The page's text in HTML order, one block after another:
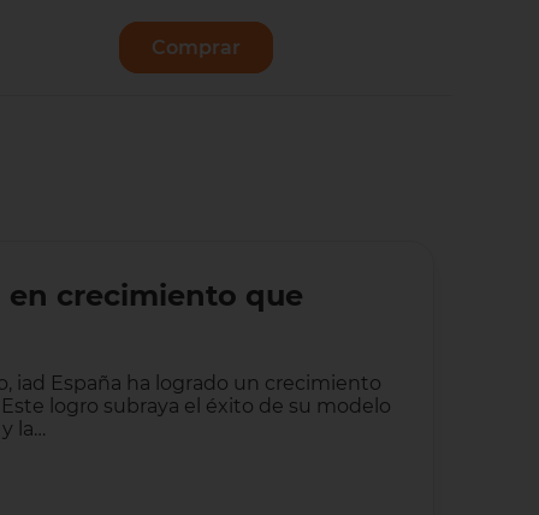
Comprar
crecimiento que
iad España ha logrado un crecimiento
logro subraya el éxito de su modelo
la…